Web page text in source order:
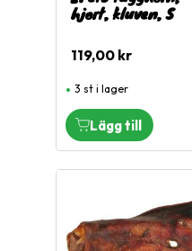
hjort, kluven, S
119,00 kr
3 st i lager